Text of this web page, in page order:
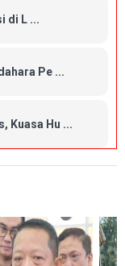
di L ...
Pe ...
Kuasa Hu ...